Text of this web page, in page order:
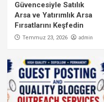
Güvencesiyle Satılık
Arsa ve Yatırımlık Arsa
Fırsatlarını Keşfedin
Temmuz 23, 2026 admin